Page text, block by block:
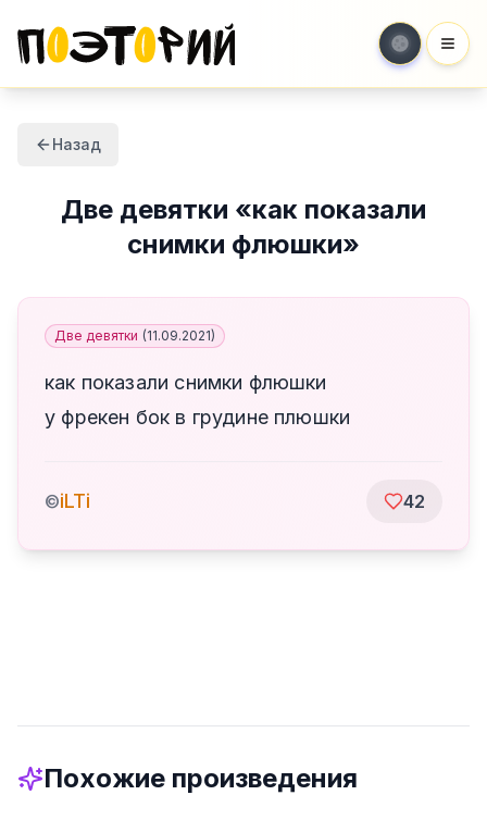
Назад
Две девятки «как показали
снимки флюшки»
Две девятки (11.09.2021)
как показали снимки флюшки
у фрекен бок в грудине плюшки
©iLTi 42
Похожие произведения